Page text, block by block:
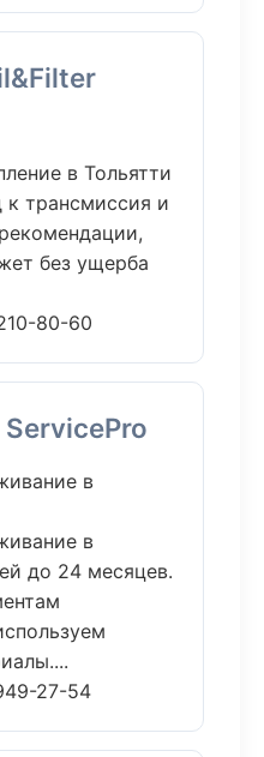
в Тольятти
трансмиссия и
без ущерба
80-60
в
в
до 24 месяцев.
27-54